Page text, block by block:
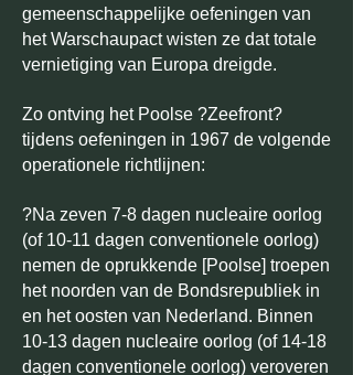
gemeenschappelijke oefeningen van
het Warschaupact wisten ze dat totale
vernietiging van Europa dreigde.
Zo ontving het Poolse ?Zeefront?
tijdens oefeningen in 1967 de volgende
operationele richtlijnen:
?Na zeven 7-8 dagen nucleaire oorlog
(of 10-11 dagen conventionele oorlog)
nemen de oprukkende [Poolse] troepen
het noorden van de Bondsrepubliek in
en het oosten van Nederland. Binnen
10-13 dagen nucleaire oorlog (of 14-18
dagen conventionele oorlog) veroveren